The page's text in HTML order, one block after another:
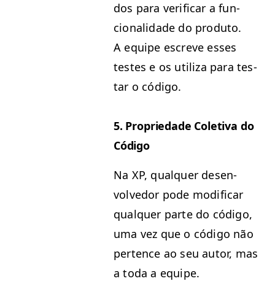
dos para ver­i­ficar a fun­
cional­i­dade do pro­du­to.
A equipe escreve ess­es
testes e os uti­liza para tes­
tar o código.
5. Pro­priedade Cole­ti­va do
Código
Na XP, qual­quer desen­
volve­dor pode mod­i­ficar
qual­quer parte do códi­go,
uma vez que o códi­go não
per­tence ao seu autor, mas
a toda a equipe.